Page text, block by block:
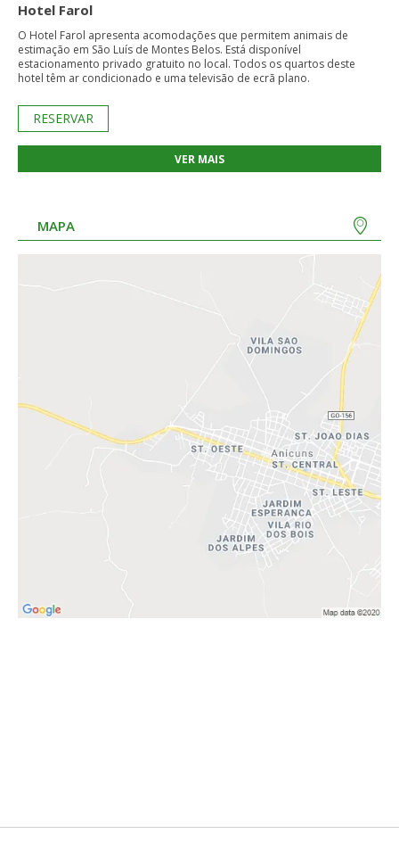
Hotel Farol
O Hotel Farol apresenta acomodações que permitem animais de
estimação em São Luís de Montes Belos. Está disponível
estacionamento privado gratuito no local. Todos os quartos deste
hotel têm ar condicionado e uma televisão de ecrã plano.
RESERVAR
VER MAIS
MAPA